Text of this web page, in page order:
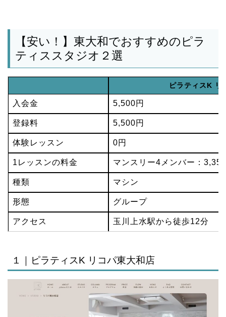
【安い！】東大和でおすすめのピラ
ティススタジオ２選
ピラティスK リ
入会金 5,500円
登録料 5,500円
体験レッスン 0円
1レッスンの料金 マンスリー4メンバー：
種類 マシン
形態 グループ
アクセス 玉川上水駅から徒歩12分
１｜ピラティスK リコパ東大和店